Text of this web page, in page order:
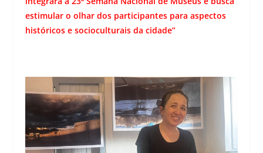
estimular o olhar dos participantes para aspectos
históricos e socioculturais da cidade”